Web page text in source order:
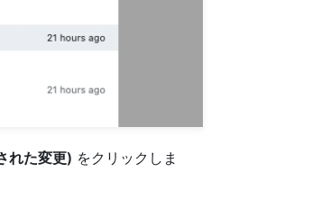
れた変更) をクリックしま